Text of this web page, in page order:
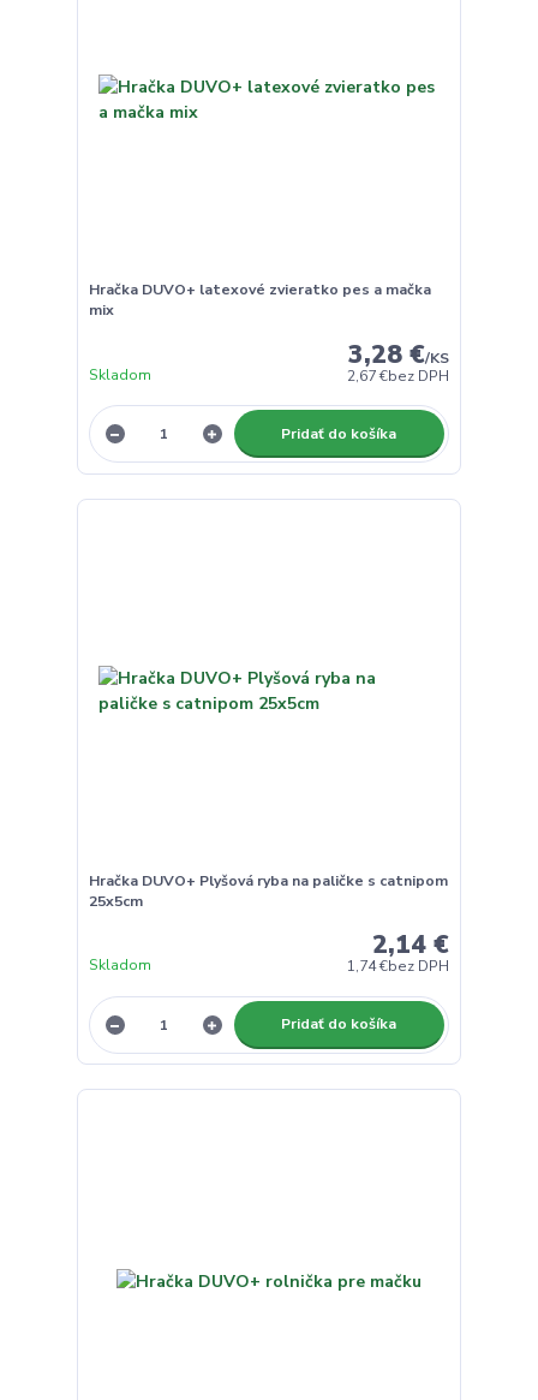
Hračka DUVO+ latexové zvieratko pes a mačka
mix
3,28 €/KS
2,67 €bez DPH
Skladom
Pridať do košíka
Hračka DUVO+ Plyšová ryba na paličke s catnipom
25x5cm
2,14 €
1,74 €bez DPH
Skladom
Pridať do košíka